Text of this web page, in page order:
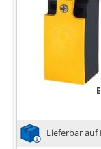
Lieferbar auf